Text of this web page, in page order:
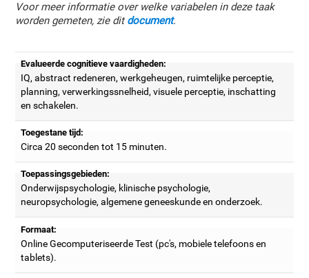
Voor meer informatie over welke variabelen in deze taak
worden gemeten, zie ditdocument.
Evalueerde cognitieve vaardigheden:
IQ, abstract redeneren, werkgeheugen, ruimtelijke perceptie,
planning, verwerkingssnelheid, visuele perceptie, inschatting
en schakelen.
Toegestane tijd:
Circa 20 seconden tot 15 minuten.
Toepassingsgebieden:
Onderwijspsychologie, klinische psychologie,
neuropsychologie, algemene geneeskunde en onderzoek.
Formaat:
Online Gecomputeriseerde Test (pc's, mobiele telefoons en
tablets).